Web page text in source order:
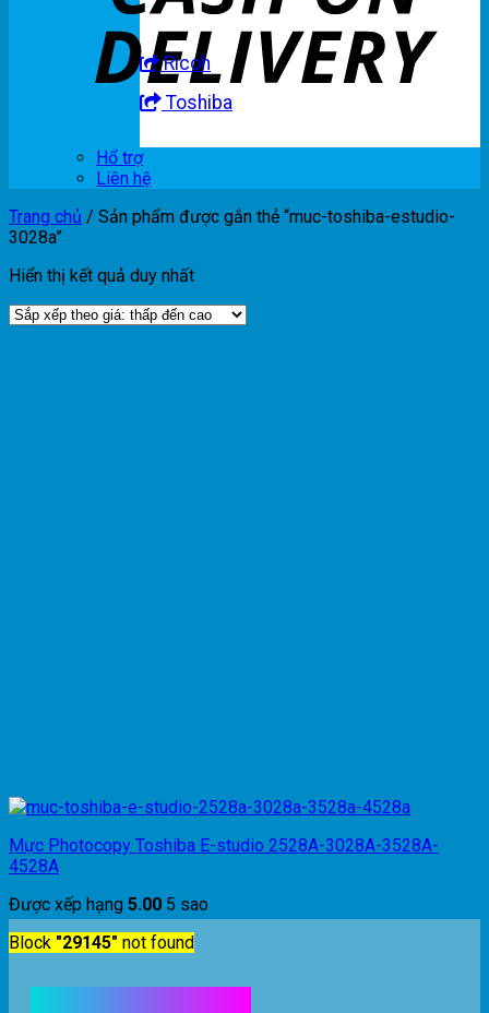
Ricoh
Toshiba
Hổ trợ
Liên hệ
Trang chủ / Sản phẩm được gắn thẻ “muc-toshiba-estudio-
3028a”
Hiển thị kết quả duy nhất
Mực Photocopy Toshiba E-studio 2528A-3028A-3528A-
4528A
Được xếp hạng 5.00 5 sao
Block "29145" not found